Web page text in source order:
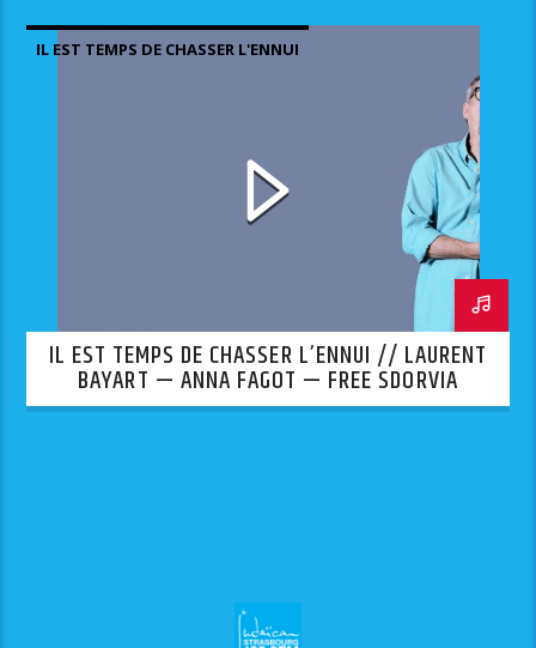
IL EST TEMPS DE CHASSER L'ENNUI
IL EST TEMPS DE CHASSER L’ENNUI // LAURENT
BAYART — ANNA FAGOT — FREE SDORVIA